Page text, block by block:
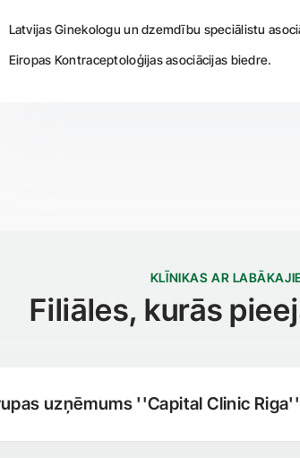
Latvijas Ginekologu un dzemdību speciālistu
Eiropas Kontraceptoloģijas asociācijas biedre.
KLĪNIKAS AR
Filiāles, kurās
uzņēmums ''Capital Clinic Riga''